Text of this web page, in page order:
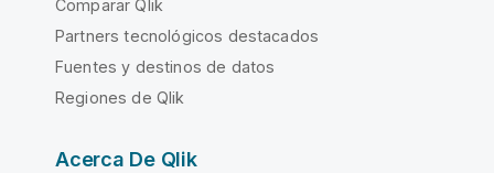
Comparar Qlik
Partners tecnológicos destacados
Fuentes y destinos de datos
Regiones de Qlik
Acerca De Qlik